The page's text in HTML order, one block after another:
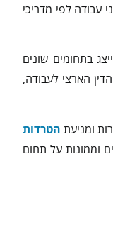
עבודה לפי מדריכי
בתחומים שונים
הארצי לעבודה,
ומניעת הטרדות
וממונות על תחום